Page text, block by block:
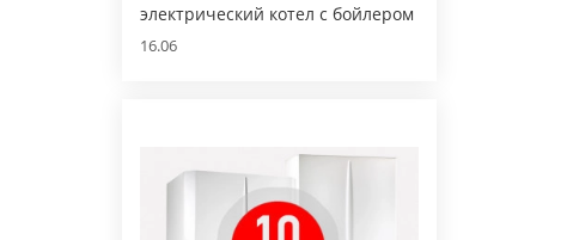
электрический котел с бойлером
16.06